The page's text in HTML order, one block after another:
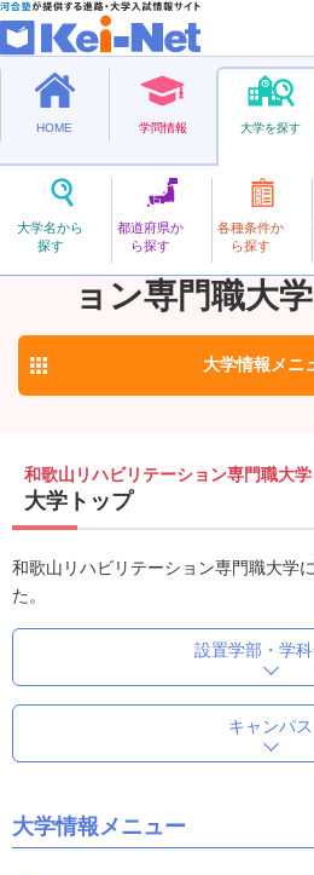
HOME 学問情報 大学を探す
大学名から
探す
都道府県か
ら探す
各種条件か
ら探す
私立
わかやまりはびりてーしょんせんも
和歌山リハビ
ョン専門職大学
大学情報 メニ
和歌山リハビリテーション専門職大学
大学トップ
和歌山リハビリテーション専門職大学
た。
設置学部・学
キャンパス
大学情報メニュー